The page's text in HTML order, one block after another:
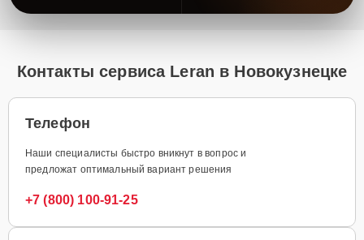
Контакты сервиса Leran в Новокузнецке
Телефон
Наши специалисты быстро вникнут в вопрос и
предложат оптимальный вариант решения
+7 (800) 100-91-25